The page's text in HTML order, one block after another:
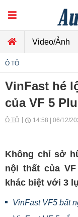
Video/Ảnh
Ô TÔ
VinFast hé
của VF 5
Ô TÔ 14:58 | 06/12/
Không chỉ sở
nội thất của
khác biệt với 3
VinFast VF5 bất